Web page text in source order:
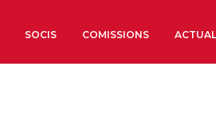
SOCIS COMISSIONS